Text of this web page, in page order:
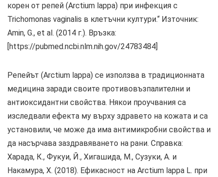
корен от репей (Arctium lappa) при инфекция с
Trichomonas vaginalis в клетъчни култури.“ Източник:
Amin, G., et al. (2014 г.). Връзка:
[https://pubmed.ncbi.nlm.nih.gov/24783484]
Репейът (Arctium lappa) се използва в традиционната
медицина заради своите противовъзпалителни и
антиоксидантни свойства. Някои проучвания са
изследвали ефекта му върху здравето на кожата и са
установили, че може да има антимикробни свойства и
да насърчава заздравяването на рани. Справка:
Харада, К., Фукуи, Й., Хигашида, М., Сузуки, А. и
Накамура, Х. (2018). Ефикасност на Arctium lappa L. при